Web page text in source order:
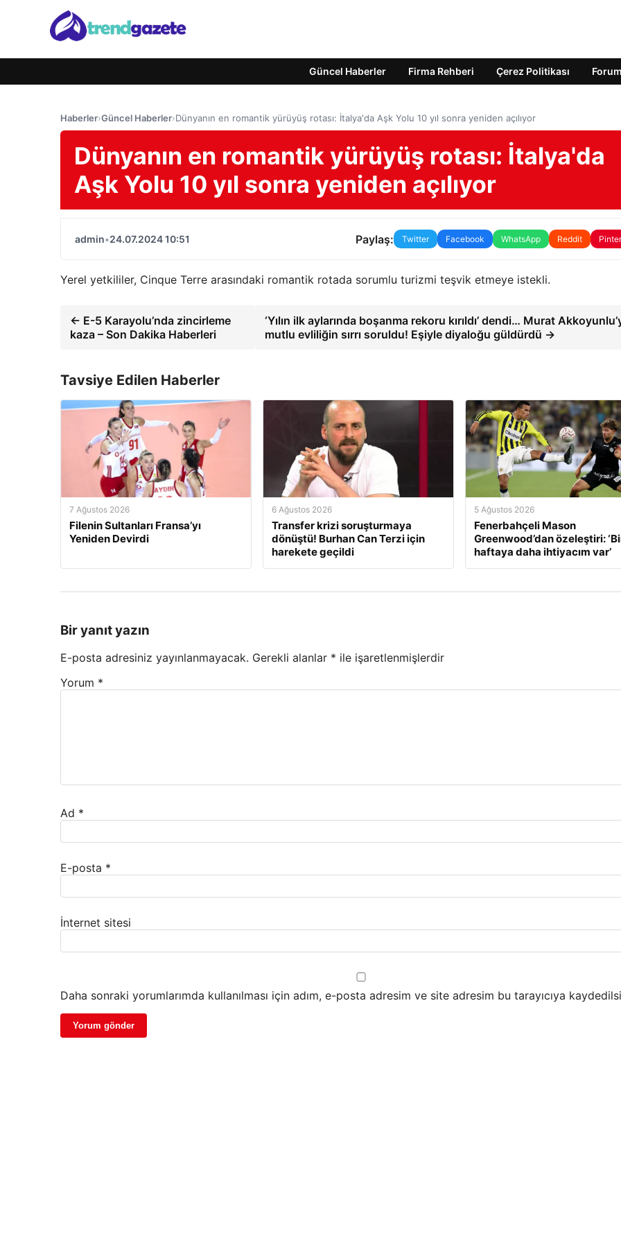
Güncel Haberler Firma Rehberi Çerez Politikası Forum
Haberler›Güncel Haberler›Dünyanın en romantik yürüyüş rotası: İtalya'da Aşk Yolu 10 yıl sonra yeniden açılıyor
Dünyanın en romantik yürüyüş rotası: İtalya'da
Aşk Yolu 10 yıl sonra yeniden açılıyor
admin•24.07.2024 10:51 Paylaş: Twitter Facebook WhatsApp Reddit
Yerel yetkililer, Cinque Terre arasındaki romantik rotada sorumlu turizmi teşvik etmeye istekli.
← E-5 Karayolu’nda zincirleme
kaza – Son Dakika Haberleri
‘Yılın ilk aylarında boşanma rekoru kırıldı’ dendi… Murat
mutlu evliliğin sırrı soruldu! Eşiyle diyaloğu güldürdü →
Tavsiye Edilen Haberler
7 Ağustos 2026
Filenin Sultanları Fransa’yı
Yeniden Devirdi
6 Ağustos 2026
Transfer krizi soruşturmaya
dönüştü! Burhan Can Terzi için
harekete geçildi
5 Ağustos 2026
Fenerbahçeli Mason
Greenwood’dan özeleştiri:
haftaya daha ihtiyacım var’
Bir yanıt yazın
E-posta adresiniz yayınlanmayacak. Gerekli alanlar * ile işaretlenmişlerdir
Yorum *
Ad *
E-posta *
İnternet sitesi
Daha sonraki yorumlarımda kullanılması için adım, e-posta adresim ve site adresim bu tarayıcıya